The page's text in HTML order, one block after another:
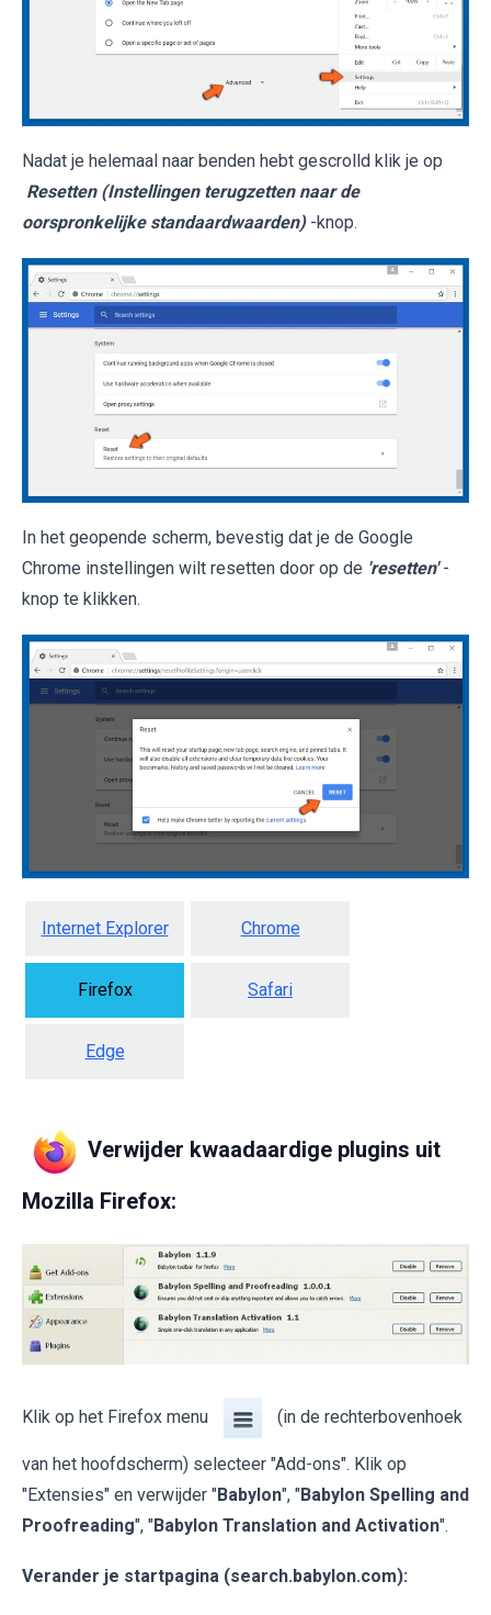
Nadat je helemaal naar benden hebt gescrolld klik je op
Resetten (Instellingen terugzetten naar de
oorspronkelijke standaardwaarden) -knop.
In het geopende scherm, bevestig dat je de Google
Chrome instellingen wilt resetten door op de 'resetten' -
knop te klikken.
Internet Explorer Chrome
Firefox Safari
Edge
Verwijder kwaadaardige plugins uit
Mozilla Firefox:
Klik op het Firefox menu (in de rechterbovenhoek
van het hoofdscherm) selecteer "Add-ons". Klik op
"Extensies" en verwijder "Babylon", "Babylon Spelling and
Proofreading", "Babylon Translation and Activation".
Verander je startpagina (search.babylon.com):